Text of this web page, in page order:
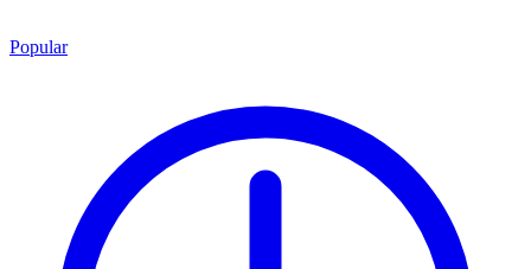
Popular